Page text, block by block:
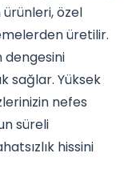
özel
üretilir.
dengesini
sağlar. Yüksek
nefes
süreli
hissini